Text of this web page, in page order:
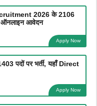
2026 के 2106
ऑनलाइन आवेदन
Apply Now
पदों पर भर्ती, यहाँ Direct
Apply Now